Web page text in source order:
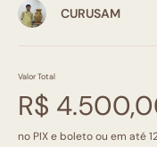
CURUSAM
Valor Total
R$
no PIX e boleto ou em até